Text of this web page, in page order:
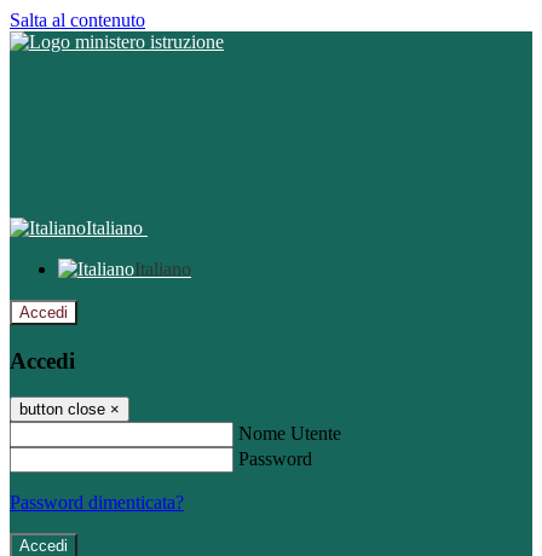
Salta al contenuto
Italiano
Italiano
Accedi
Accedi
button close ×
Nome Utente
Password
Password dimenticata?